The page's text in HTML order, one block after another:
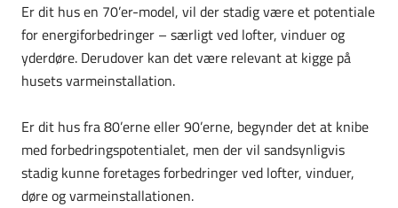
Er dit hus en 70’er-model, vil der stadig være et potentiale
for energiforbedringer – særligt ved lofter, vinduer og
yderdøre. Derudover kan det være relevant at kigge på
husets varmeinstallation.
Er dit hus fra 80’erne eller 90’erne, begynder det at knibe
med forbedringspotentialet, men der vil sandsynligvis
stadig kunne foretages forbedringer ved lofter, vinduer,
døre og varmeinstallationen.